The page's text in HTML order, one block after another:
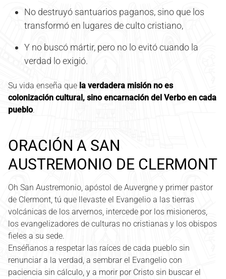
No destruyó santuarios paganos, sino que los
transformó en lugares de culto cristiano,
Y no buscó mártir, pero no lo evitó cuando la
verdad lo exigió.
Su vida enseña que la verdadera misión no es
colonización cultural, sino encarnación del Verbo en cada
pueblo.
ORACIÓN A SAN
AUSTREMONIO DE CLERMONT
Oh San Austremonio, apóstol de Auvergne y primer pastor
de Clermont, tú que llevaste el Evangelio a las tierras
volcánicas de los arvernos, intercede por los misioneros,
los evangelizadores de culturas no cristianas y los obispos
fieles a su sede.
Enséñanos a respetar las raíces de cada pueblo sin
renunciar a la verdad, a sembrar el Evangelio con
paciencia sin cálculo, y a morir por Cristo sin buscar el